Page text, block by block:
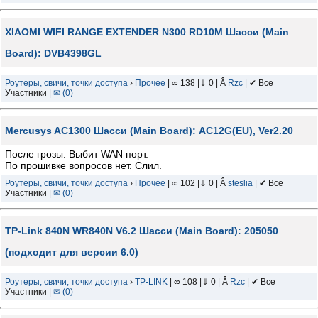
XIAOMI WIFI RANGE EXTENDER N300 RD10M Шасси (Main
Board): DVB4398GL
Роутеры, свичи, точки доступа › Прочее | ∞ 138 |⇓ 0 | Â Rzc | ✔ Все
Участники | ✉ (0)
Mercusys AC1300 Шасси (Main Board): AC12G(EU), Ver2.20
После грозы. Выбит WAN порт.
По прошивке вопросов нет. Слил.
Роутеры, свичи, точки доступа › Прочее | ∞ 102 |⇓ 0 | Â steslia | ✔ Все
Участники | ✉ (0)
TP-Link 840N WR840N V6.2 Шасси (Main Board): 205050
(подходит для версии 6.0)
Роутеры, свичи, точки доступа › TP-LINK | ∞ 108 |⇓ 0 | Â Rzc | ✔ Все
Участники | ✉ (0)